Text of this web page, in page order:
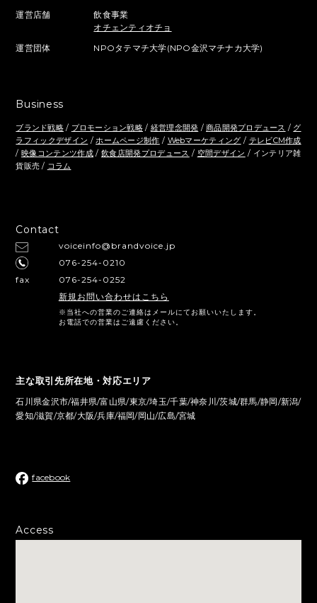
運営店舗
飲食事業
オチェンティオチョ
運営団体
NPOタテマチ大学(NPO金沢マチナカ大学)
Business
ブランド戦略/ プロモーション戦略 / 経営理念開発 /商品開発プロデュース / グ
ラフィックデザイン / ホームページ制作 / Webマーケティング / テレビCM作成
/ 映像コンテンツ作成 / 飲食店開発プロデュース / 空間デザイン / インテリア雑
貨販売 / コラム
Contact
voiceinfo@brandvoice.jp
076-254-0210
fax
076-254-0252
新規お問い合わせはこちら
※当社への営業のご連絡はメールにてお願いいたします。
お電話での営業はご遠慮ください。
主な取引先所在地・対応エリア
石川県金沢市/福井県/富山県/東京/埼玉/千葉/神奈川/茨城/群馬/静岡/新潟/
愛知/滋賀/京都/大阪/兵庫/福岡/岡山/広島/宮城
facebook
Access